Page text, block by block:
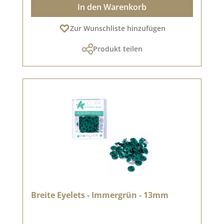
In den Warenkorb
Zur Wunschliste hinzufügen
Produkt teilen
Breite Eyelets - Immergrün - 13mm